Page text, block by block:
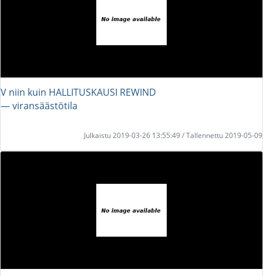
V niin kuin HALLITUSKAUSI REWIND
― viransäästötila
Julkaistu 2019-03-26 13:55:49 / Tallennettu 2019-05-09